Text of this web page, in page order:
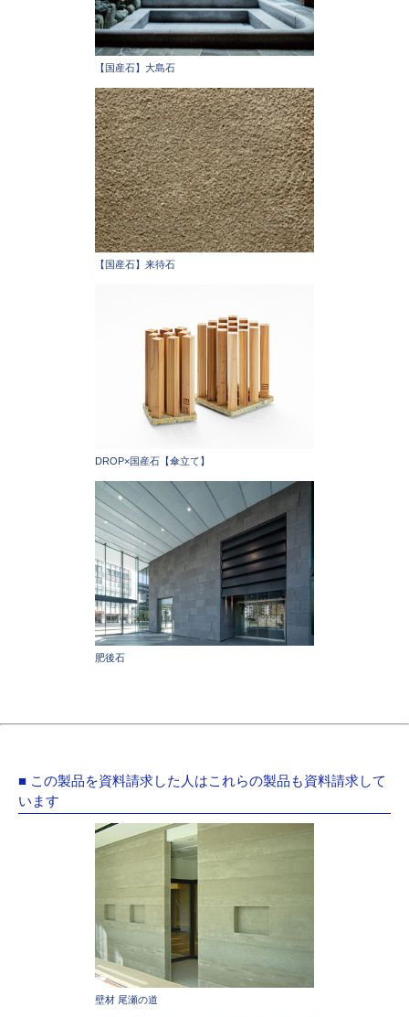
【国産石】大島石
【国産石】来待石
DROP×国産石【傘立て】
肥後石
■ この製品を資料請求した人はこれらの製品も資料請求して
います
壁材 尾瀬の道